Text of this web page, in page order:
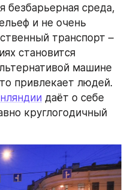
безбарьерная среда,
и не очень
транспорт –
становится
машине
привлекает людей.
даёт о себе
круглогодичный